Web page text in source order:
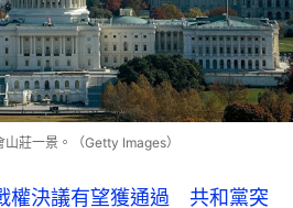
莊一景。（Getty Images）
權決議有望獲通過 共和黨突